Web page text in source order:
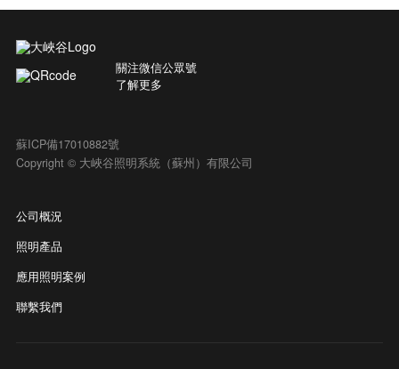
關注微信公眾號
了解更多
蘇ICP備17010882號
Copyright © 大峽谷照明系統（蘇州）有限公司
公司概況
照明產品
應用照明案例
聯繫我們